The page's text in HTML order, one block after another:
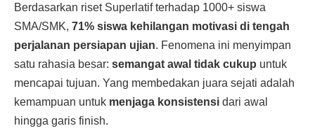
Berdasarkan riset Superlatif terhadap 1000+ siswa
SMA/SMK, 71% siswa kehilangan motivasi di tengah
perjalanan persiapan ujian. Fenomena ini menyimpan
satu rahasia besar: semangat awal tidak cukup untuk
mencapai tujuan. Yang membedakan juara sejati adalah
kemampuan untuk menjaga konsistensi dari awal
hingga garis finish.